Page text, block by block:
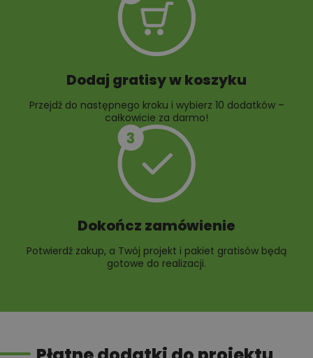
Dodaj gratisy w koszyku
Przejdź do następnego kroku i wybierz 10 dodatków –
całkowicie za darmo!
Dokończ zamówienie
Potwierdź zakup, a Twój projekt i pakiet gratisów będą
gotowe do realizacji.